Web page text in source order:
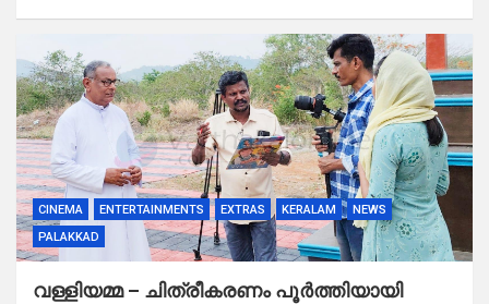
CINEMA ENTERTAINMENTS EXTRAS KERALAM
NEWS
PALAKKAD
വള്ളിയമ്മ – ചിത്രീകരണം പൂർത്തിയായി